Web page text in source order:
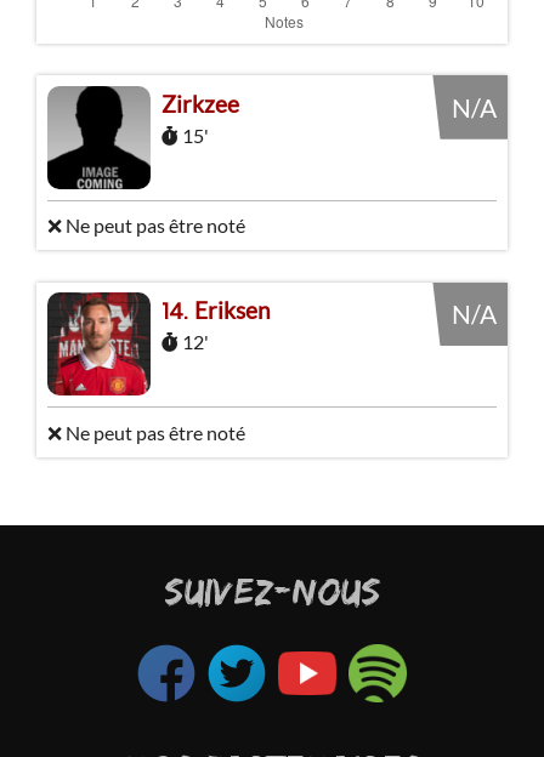
Zirkzee
15'
N/A
❌ Ne peut pas être noté
14 Eriksen
12'
N/A
❌ Ne peut pas être noté
SUIVEZ-NOUS